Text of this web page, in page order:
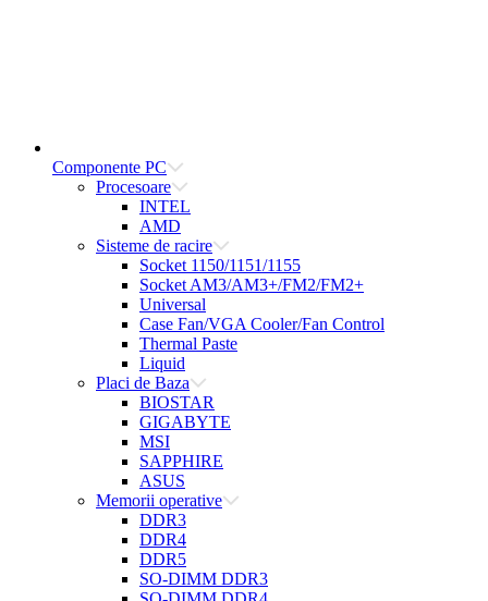
Componente PC
Procesoare
INTEL
AMD
Sisteme de racire
Socket 1150/1151/1155
Socket AM3/AM3+/FM2/FM2+
Universal
Case Fan/VGA Cooler/Fan Control
Thermal Paste
Liquid
Placi de Baza
BIOSTAR
GIGABYTE
MSI
SAPPHIRE
ASUS
Memorii operative
DDR3
DDR4
DDR5
SO-DIMM DDR3